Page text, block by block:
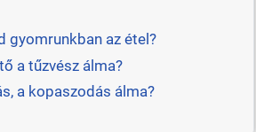
gyomrunkban az étel?
a tűzvész álma?
a kopaszodás álma?